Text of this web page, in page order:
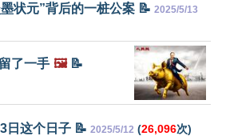
状元”背后的一桩公案 📝 2025/5/13
了一手 🖼️📝
日这个日子 📝 2025/5/12 (26,096次)